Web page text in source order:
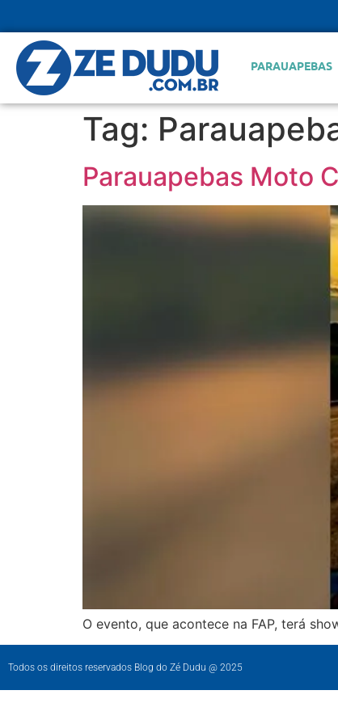
PARAUAPEBAS
Tag:
Parauapebas Moto
O evento, que acontece na FAP, terá
Todos os direitos reservados Blog do Zé Dudu @ 2025